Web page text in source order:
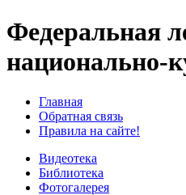
Федеральная
национально-
Главная
Обратная связь
Правила на сайте!
Видеотека
Библиотека
Фотогалерея